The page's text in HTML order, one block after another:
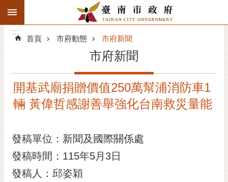
跳到主要內容區塊
搜
階
精彩府城
市府團隊
主題服務
:::
:::
首頁 市府動態 市府新聞
市府新聞
開基武廟捐贈價值250萬幫浦消防車1
輛 黃偉哲感謝善舉強化台南救災量能
發稿單位：新聞及國際關係處
發稿時間：115年5月3日
發稿人：邱姿穎